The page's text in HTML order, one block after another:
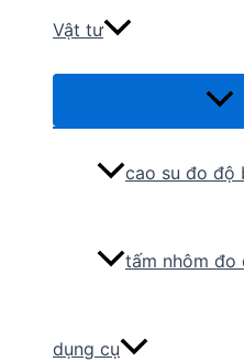
Vật tư
Menu
cao su đo độ
tấm nhôm đo
dụng cụ